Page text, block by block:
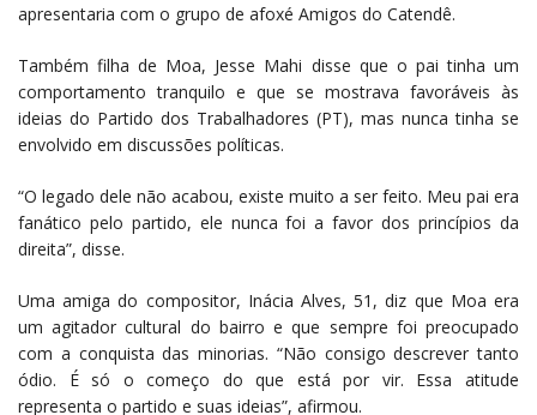
apresentaria com o grupo de afoxé Amigos do Catendê.
Também filha de Moa, Jesse Mahi disse que o pai tinha um
comportamento tranquilo e que se mostrava favoráveis às
ideias do Partido dos Trabalhadores (PT), mas nunca tinha se
envolvido em discussões políticas.
“O legado dele não acabou, existe muito a ser feito. Meu pai era
fanático pelo partido, ele nunca foi a favor dos princípios da
direita”, disse.
Uma amiga do compositor, Inácia Alves, 51, diz que Moa era
um agitador cultural do bairro e que sempre foi preocupado
com a conquista das minorias. “Não consigo descrever tanto
ódio. É só o começo do que está por vir. Essa atitude
representa o partido e suas ideias”, afirmou.